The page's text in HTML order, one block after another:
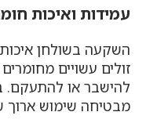
עמידות ואיכות
השקעה בשולחן
זולים עשויים
להישבר או להתעקם.
מבטיחה שימוש ארוך